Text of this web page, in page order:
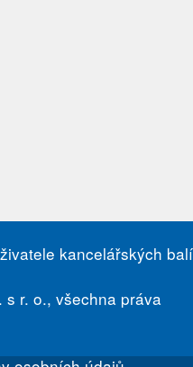
kancelářských
r. o., všechna práva